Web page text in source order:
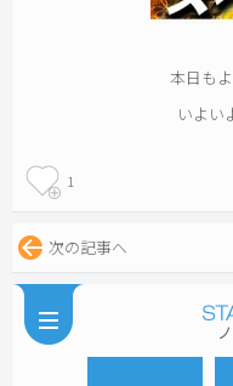
本日も
いよい
1
次の記事へ